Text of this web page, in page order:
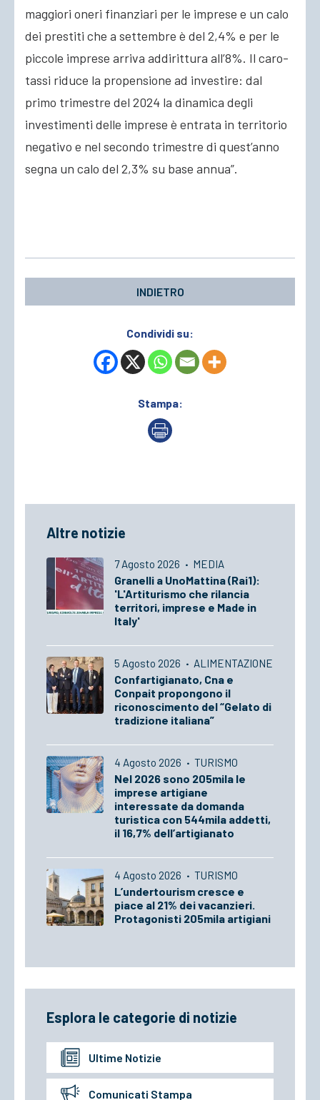
maggiori oneri finanziari per le imprese e un calo
dei prestiti che a settembre è del 2,4% e per le
piccole imprese arriva addirittura all’8%. Il caro-
tassi riduce la propensione ad investire: dal
primo trimestre del 2024 la dinamica degli
investimenti delle imprese è entrata in territorio
negativo e nel secondo trimestre di quest’anno
segna un calo del 2,3% su base annua”.
INDIETRO
Condividi su:
Stampa:
Altre notizie
7 Agosto 2026 · MEDIA
Granelli a UnoMattina (Rai1):
'L'Artiturismo che rilancia
territori, imprese e Made in
Italy'
5 Agosto 2026 · ALIMENTAZIONE
Confartigianato, Cna e
Conpait propongono il
riconoscimento del “Gelato di
tradizione italiana”
4 Agosto 2026 · TURISMO
Nel 2026 sono 205mila le
imprese artigiane
interessate da domanda
turistica con 544mila addetti,
il 16,7% dell’artigianato
4 Agosto 2026 · TURISMO
L’undertourism cresce e
piace al 21% dei vacanzieri.
Protagonisti 205mila artigiani
Esplora le categorie di notizie
Ultime Notizie
Comunicati Stampa